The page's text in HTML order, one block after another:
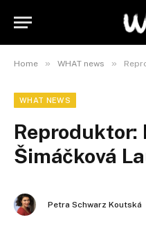
Home » WHAT news »
WHAT NEWS
Reproduktor:
Šimáčková
Petra Schwarz Koutská